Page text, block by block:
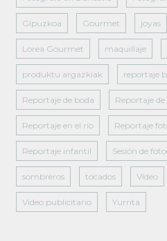
Gipuzkoa Gourmet joyas
Lorea Gourmet maquillaje
produktu argazkiak reportaje
Reportaje de boda Reportaje
Reportaje en el río Reportaje
Reportaje infantil Sesión de
sombreros tocados Vídeo
Vídeo publicitario Yurrita